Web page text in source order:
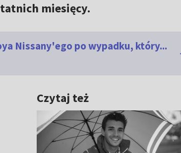
miesięcy.
Nissany'ego po wypadku, który...
Czytaj też